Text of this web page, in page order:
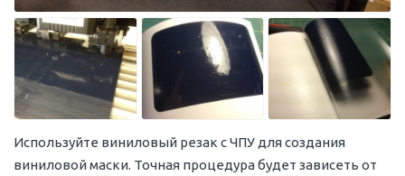
Используйте виниловый резак с ЧПУ для создания
виниловой маски. Точная процедура будет зависеть от